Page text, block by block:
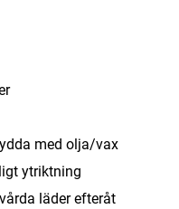
med olja/vax
ytriktning
läder efteråt